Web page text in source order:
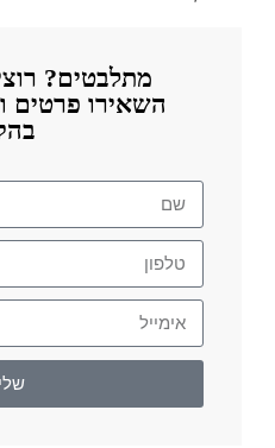
מתלבטים?
השאירו פרטים